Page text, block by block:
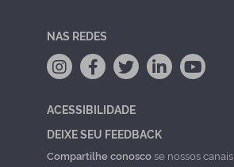
NAS REDES
ACESSIBILIDADE
DEIXE SEU FEEDBACK
Compartilhe conoscose nossos canais